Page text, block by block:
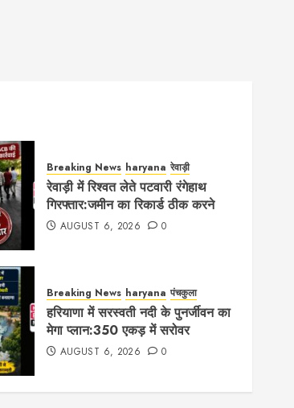
Breaking News haryana रेवाड़ी
रेवाड़ी में रिश्वत लेते पटवारी रंगेहाथ
गिरफ्तार:जमीन का रिकार्ड ठीक करने
AUGUST 6, 2026 0
Breaking News haryana पंचकुला
हरियाणा में सरस्वती नदी के पुनर्जीवन का
मेगा प्लान:350 एकड़ में सरोवर
AUGUST 6, 2026 0